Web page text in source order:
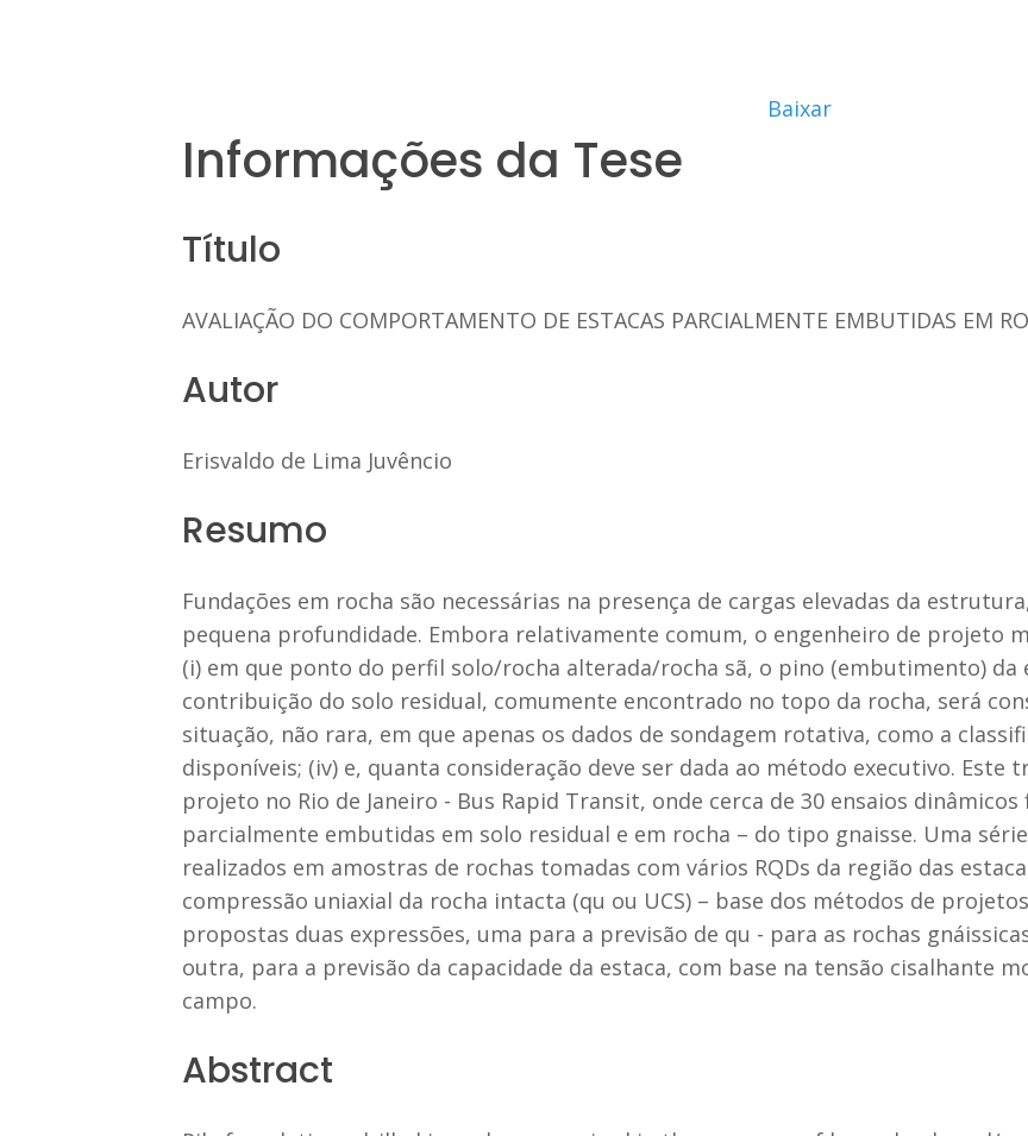
Baixar
Informações da Tese
Título
AVALIAÇÃO DO COMPORTAMENTO DE ESTACAS PARCIALMENTE EMBUTIDAS EM
Autor
Erisvaldo de Lima Juvêncio
Resumo
Fundações em rocha são necessárias na presença de cargas elevadas da
pequena profundidade. Embora relativamente comum, o engenheiro de projeto
(i) em que ponto do perfil solo/rocha alterada/rocha sã, o pino (embutimento) da
contribuição do solo residual, comumente encontrado no topo da rocha, será
situação, não rara, em que apenas os dados de sondagem rotativa, como a
disponíveis; (iv) e, quanta consideração deve ser dada ao método executivo. Este
projeto no Rio de Janeiro - Bus Rapid Transit, onde cerca de 30 ensaios
parcialmente embutidas em solo residual e em rocha – do tipo gnaisse. Uma
realizados em amostras de rochas tomadas com vários RQDs da região das
compressão uniaxial da rocha intacta (qu ou UCS) – base dos métodos de
propostas duas expressões, uma para a previsão de qu - para as rochas
outra, para a previsão da capacidade da estaca, com base na tensão cisalhante
campo.
Abstract